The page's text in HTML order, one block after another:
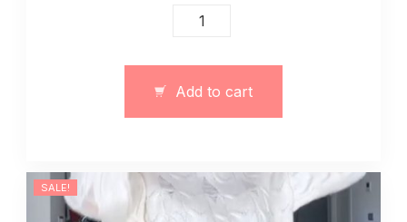
Body
guziki
w
quantity
Add to cart
SALE!